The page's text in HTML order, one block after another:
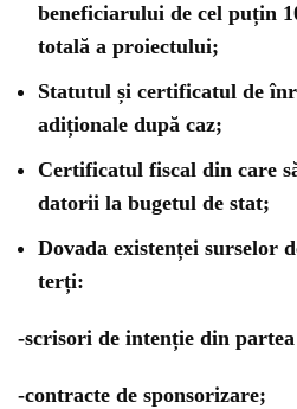
beneficiarului de cel puțin
totală a proiectului;
Statutul și certificatul de
adiționale după caz;
Certificatul fiscal din care
datorii la bugetul de stat;
Dovada existenței surselor
terți:
-scrisori de intenție din
-contracte de sponsorizare;